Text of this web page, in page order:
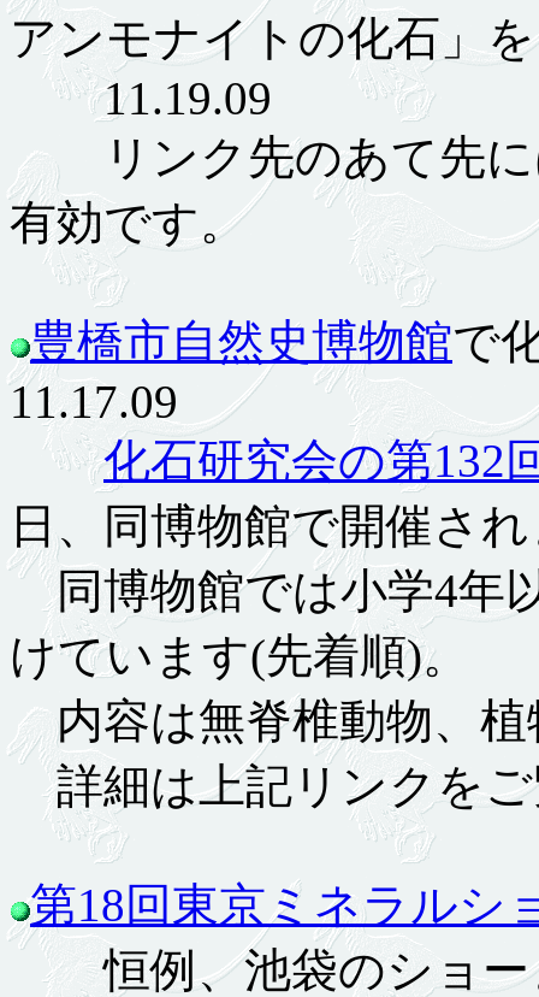
アンモナイトの化石」
11.19.09
リンク先のあて先に
有効です。
豊橋市自然史博物館で
11.17.09
化石研究会の第132
日、同博物館で開催さ
同博物館では小学4年
けています(先着順)。
内容は無脊椎動物、植
詳細は上記リンクを
第18回東京ミネラルシ
恒例、池袋のショー